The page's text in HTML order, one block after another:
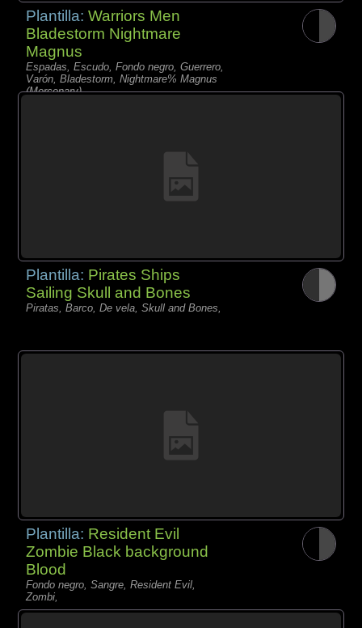
Plantilla:Warriors Men
Bladestorm Nightmare
Magnus
Espadas, Escudo, Fondo negro, Guerrero,
Varón, Bladestorm, Nightmare% Magnus
(Mercenary)
Plantilla: Pirates Ships
Sailing Skull and Bones
Piratas, Barco, De vela, Skull and Bones,
Plantilla: Resident Evil
Zombie Black background
Blood
Fondo negro, Sangre, Resident Evil,
Zombi,